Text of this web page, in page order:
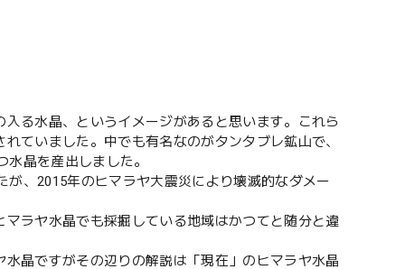
る水晶、というイメージがあると思います。これら
ていました。中でも有名なのがタンタブレ鉱山で、
晶を産出しました。
、2015年のヒマラヤ大震災により壊滅的なダメー
ラヤ水晶でも採掘している地域はかつてと随分と違
晶ですがその辺りの解説は「現在」のヒマラヤ水晶